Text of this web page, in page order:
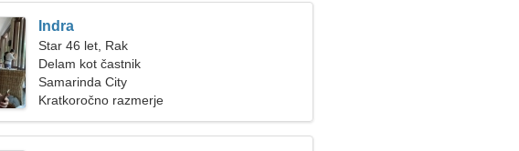
Indra
Star 46 let, Rak
Delam kot častnik
Samarinda City
Kratkoročno razmerje